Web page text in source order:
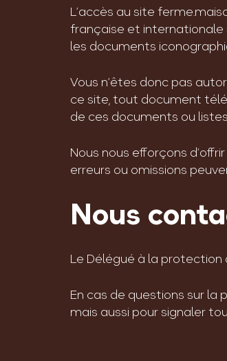
L’accès au site
française et internationale
les documents
Vous n’êtes donc pas
ce site, tout document
de ces documents ou
Nous nous efforçons
erreurs ou omissions
Nous
Le Délégué à la protection
En cas de questions sur
mais aussi pour signaler